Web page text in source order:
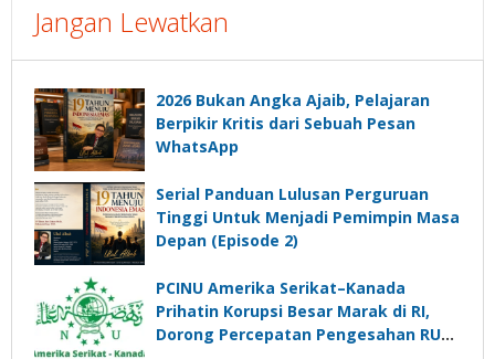
Jangan Lewatkan
2026 Bukan Angka Ajaib, Pelajaran
Berpikir Kritis dari Sebuah Pesan
WhatsApp
Serial Panduan Lulusan Perguruan
Tinggi Untuk Menjadi Pemimpin Masa
Depan (Episode 2)
PCINU Amerika Serikat–Kanada
Prihatin Korupsi Besar Marak di RI,
Dorong Percepatan Pengesahan RUU